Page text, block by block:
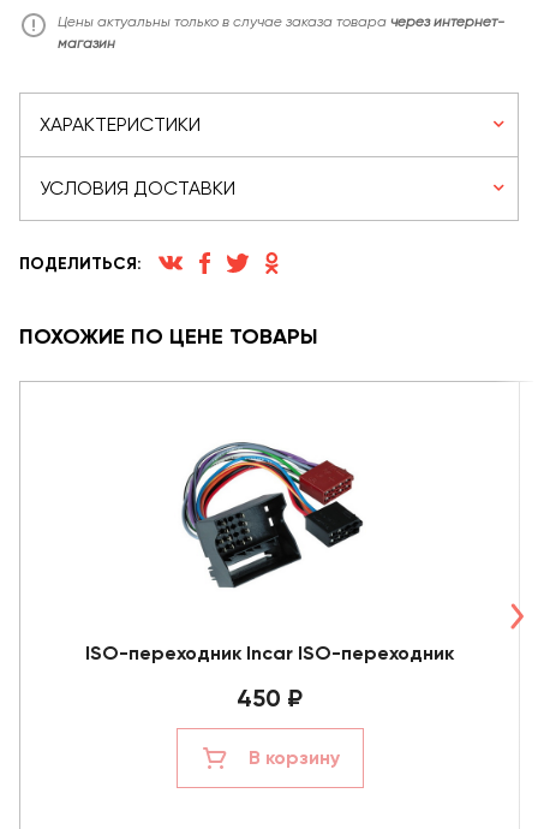
Цены актуальны только в случае заказа товара через интернет-
магазин
ХАРАКТЕРИСТИКИ
УСЛОВИЯ ДОСТАВКИ
ПОДЕЛИТЬСЯ:
ПОХОЖИЕ ПО ЦЕНЕ ТОВАРЫ
ISO-переходник Incar ISO-переходник
450 ₽
В корзину